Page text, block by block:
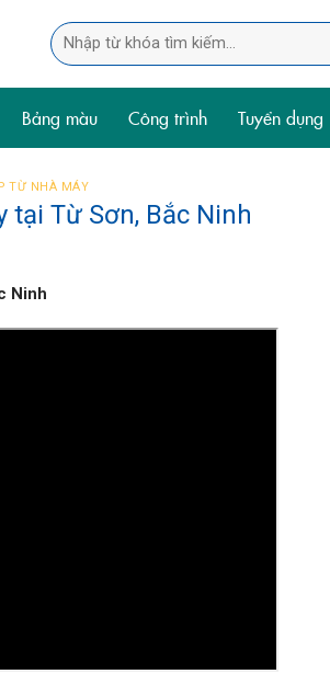
Tìm
kiếm:
Bảng màu Công trình Tuyển dụng
TỪ NHÀ MÁY
Từ Sơn, Bắc Ninh
Ninh